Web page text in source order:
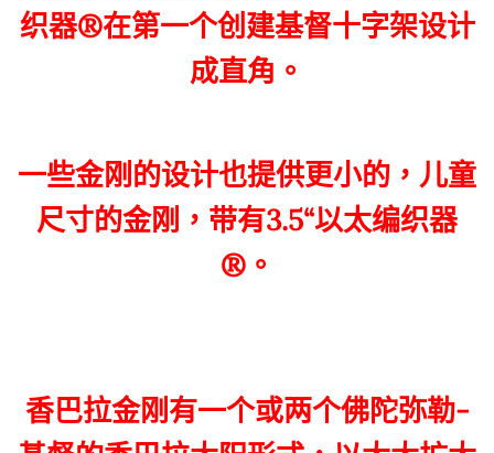
织器®在第一个创建基督十字架设计
成直角。
一些金刚的设计也提供更小的，儿童
尺寸的金刚，带有3.5“以太编织器
®。
香巴拉金刚有一个或两个佛陀弥勒-